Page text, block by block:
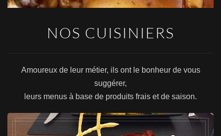
NOS CUISINIERS
Amoureux de leur métier, ils ont le bonheur de vous
suggérer,
leurs menus à base de produits frais et de saison.